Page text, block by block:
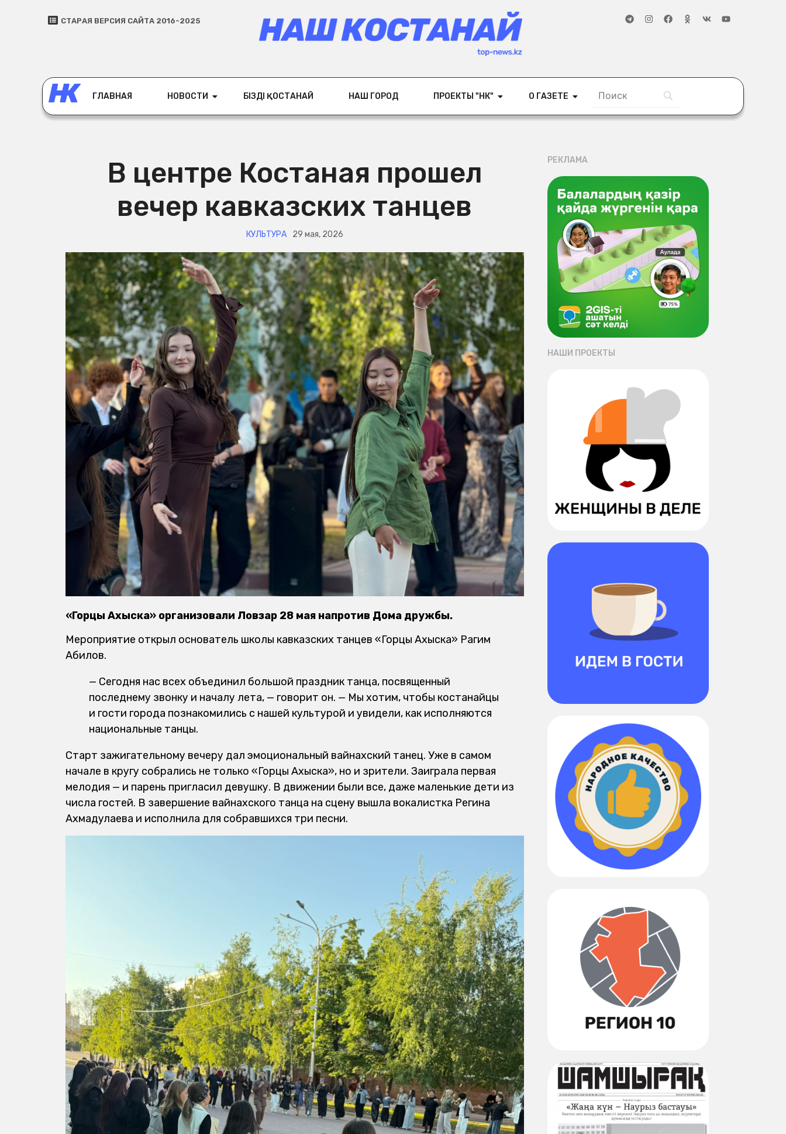
СТАРАЯ ВЕРСИЯ САЙТА 2016-2025
ГЛАВНАЯ НОВОСТИ БІЗДІҢ ҚОСТАНАЙ НАШ ГОРОД ПРОЕКТЫ "НК" О ГАЗЕТЕ
В центре Костаная прошел
вечер кавказских танцев
КУЛЬТУРА 29 мая, 2026
«Горцы Ахыска» организовали Ловзар 28 мая напротив Дома дружбы.
Мероприятие открыл основатель школы кавказских танцев «Горцы Ахыска» Рагим
Абилов.
— Сегодня нас всех объединил большой праздник танца, посвященный
последнему звонку и началу лета, — говорит он. — Мы хотим, чтобы костанайцы
и гости города познакомились с нашей культурой и увидели, как исполняются
национальные танцы.
Старт зажигательному вечеру дал эмоциональный вайнахский танец. Уже в самом
начале в кругу собрались не только «Горцы Ахыска», но и зрители. Заиграла первая
мелодия — и парень пригласил девушку. В движении были все, даже маленькие дети из
числа гостей. В завершение вайнахского танца на сцену вышла вокалистка Регина
Ахмадулаева и исполнила для собравшихся три песни.
РЕКЛАМА
НАШИ ПРОЕКТЫ